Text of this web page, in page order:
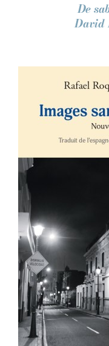
De
David
AJOUTER
DÉTAILS